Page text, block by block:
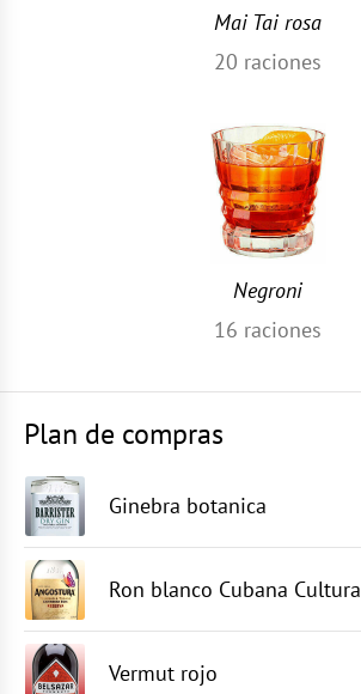
Mai Tai rosa
20 raciones
Negroni
16 raciones
Plan de compras
Ginebra botanica
Ron blanco Cubana Cultura
Vermut rojo